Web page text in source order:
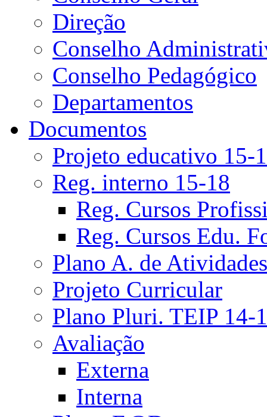
Direção
Conselho
Conselho Pedagógico
Departamentos
Documentos
Projeto educativo 15-
Reg. interno 15-18
Reg. Cursos
Reg. Cursos Edu.
Plano A. de Atividades
Projeto Curricular
Plano Pluri. TEIP 14-
Avaliação
Externa
Interna